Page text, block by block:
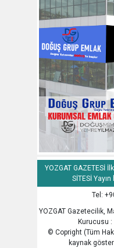
YOZGAT GAZETESİ
SİTESİ
Tel:
YOZGAT Gazetecilik,
Kurucusu :
© Copright (Tüm
kaynak